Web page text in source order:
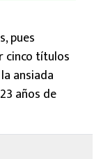
pues
cinco títulos
ansiada
años de